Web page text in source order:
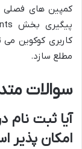
کمپین های فصلی
کاربری کوکوین
مطلع سازد.
سوالات
آیا ثبت نام
امکان پذیر